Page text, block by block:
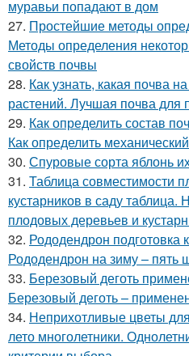
муравьи попадают в дом
27. Простейшие методы
Методы определения
свойств почвы
28. Как узнать, какая почва
растений. Лучшая почва для
29. Как определить состав
Как определить
30. Спуровые сорта яблонь
31. Таблица совместимости
кустарников в саду
плодовых деревьев и
32. Рододендрон подготовка
Рододендрон на зиму – пять
33. Березовый деготь
Березовый деготь –
34. Неприхотливые цветы
лето многолетники.